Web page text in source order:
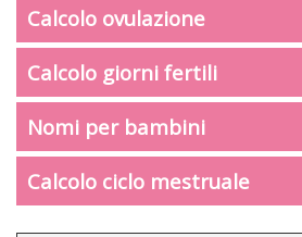
Calcolo ovulazione
Calcolo giorni fertili
Nomi per bambini
Calcolo ciclo mestruale